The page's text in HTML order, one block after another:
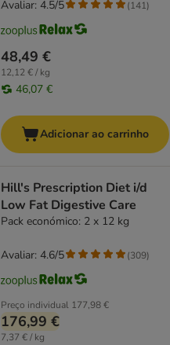
48,49 €
12,12 € / kg
46,07 €
Avaliar: 4.5/5 (141)
Adicionar ao carrinho
Hill's Prescription Diet i/d
Low Fat Digestive Care
Pack económico: 2 x 12 kg
Preço individual 177,98 €
176,99 €
7,37 € / kg
Avaliar: 4.6/5 (309)